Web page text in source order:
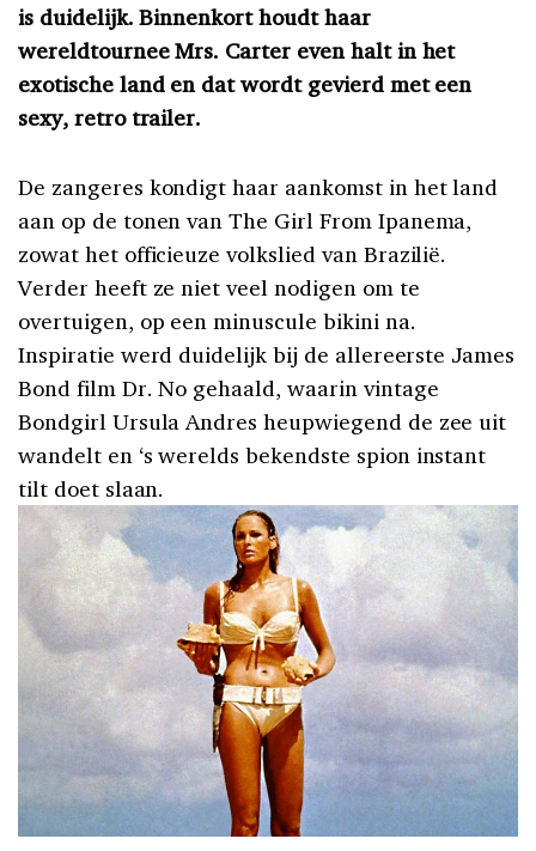
is duidelijk. Binnenkort houdt haar
wereldtournee Mrs. Carter even halt in het
exotische land en dat wordt gevierd met een
sexy, retro trailer.
De zangeres kondigt haar aankomst in het land
aan op de tonen van The Girl From Ipanema,
zowat het officieuze volkslied van Brazilië.
Verder heeft ze niet veel nodigen om te
overtuigen, op een minuscule bikini na.
Inspiratie werd duidelijk bij de allereerste James
Bond film Dr. No gehaald, waarin vintage
Bondgirl Ursula Andres heupwiegend de zee uit
wandelt en ‘s werelds bekendste spion instant
tilt doet slaan.